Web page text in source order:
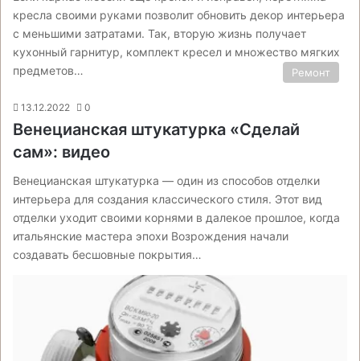
кресла своими руками позволит обновить декор интерьера
с меньшими затратами. Так, вторую жизнь получает
кухонный гарнитур, комплект кресел и множество мягких
предметов…
Ремонт
13.12.2022 0
Венецианская штукатурка «Сделай
сам»: видео
Венецианская штукатурка — один из способов отделки
интерьера для создания классического стиля. Этот вид
отделки уходит своими корнями в далекое прошлое, когда
итальянские мастера эпохи Возрождения начали
создавать бесшовные покрытия…